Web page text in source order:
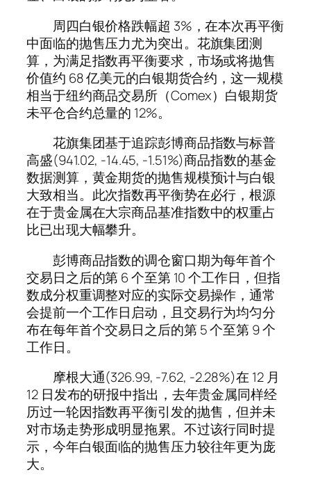
周四白银价格跌幅超 3%，在本次再平衡
中面临的抛售压力尤为突出。花旗集团测
算，为满足指数再平衡要求，市场或将抛售
价值约 68 亿美元的白银期货合约，这一规模
相当于纽约商品交易所（Comex）白银期货
未平仓合约总量的 12%。
花旗集团基于追踪彭博商品指数与标普
高盛(941.02, -14.45, -1.51%)商品指数的基金
数据测算，黄金期货的抛售规模预计与白银
大致相当。此次指数再平衡势在必行，根源
在于贵金属在大宗商品基准指数中的权重占
比已出现大幅攀升。
彭博商品指数的调仓窗口期为每年首个
交易日之后的第 6 个至第 10 个工作日，但指
数成分权重调整对应的实际交易操作，通常
会提前一个工作日启动，且交易行为均匀分
布在每年首个交易日之后的第 5 个至第 9 个
工作日。
摩根大通(326.99, -7.62, -2.28%)在 12 月
12 日发布的研报中指出，去年贵金属同样经
历过一轮因指数再平衡引发的抛售，但并未
对市场走势形成明显拖累。不过该行同时提
示，今年白银面临的抛售压力较往年更为庞
大。